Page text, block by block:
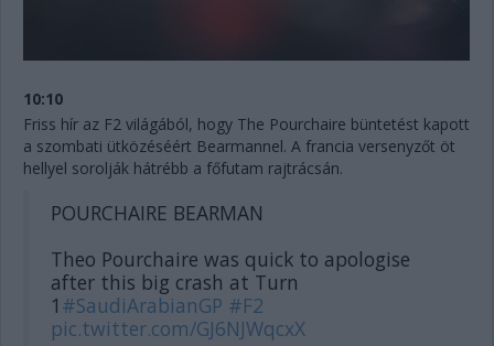
10:10
Friss hír az F2 világából, hogy The Pourchaire büntetést kapott
a szombati ütközéséért Bearmannel. A francia versenyzőt öt
hellyel sorolják hátrébb a főfutam rajtrácsán.
POURCHAIRE BEARMAN
Theo Pourchaire was quick to apologise
after this big crash at Turn
1 #SaudiArabianGP #F2
pic.twitter.com/GJ6NJWqcxX